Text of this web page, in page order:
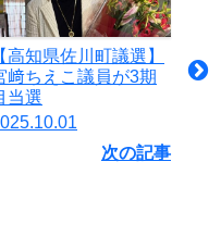
【高知県佐川町議選】
﨑ちえこ議員が3期
当選
次の記事